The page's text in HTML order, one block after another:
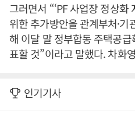
그러면서 “‘PF 사업장 정상
위한 추가방안을 관계부처·
해 이달 말 정부합동 주택공
표할 것”이라고 말했다. 차화
인기기사